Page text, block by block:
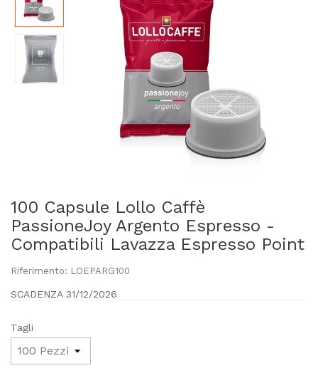
100 Capsule Lollo Caffè
PassioneJoy Argento Espresso -
Compatibili Lavazza Espresso Point
Riferimento: LOEPARG100
SCADENZA 31/12/2026
Tagli